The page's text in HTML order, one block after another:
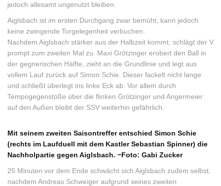
jedoch allesamt ungenutzt bleiben.
Aiglsbach ist im ersten Durchgang zwar bemüht, kann jedoch
keine zwingende Torgelegenheit verbuchen.
Nachdem Aiglsbach stärker aus der Halbzeit kommt, schlägt der V
prompt zum zweiten Mal zu. Maxi Grötzinger erobert den Ball in
der gegnerischen Hälfte, zieht an die Grundlinie und legt aus
vollem Lauf zurück auf Simon Schie. Dieser fackelt nicht lange
und schließt überlegt ins linke Eck ab. Vor allem durch
Tempogegenstöße über die flinken Grötzinger und Angermeier
auf den Außen bleibt der SSV weiterhin gefährlich.
Mit seinem zweiten Saisontreffer entschied Simon Schie
(rechts im Laufduell mit dem Kastler Sebastian Spinner) die
Nachholpartie gegen Aiglsbach. −Foto: Gabi Zucker
25 Minuten vor dem Ende schwächt sich Aiglsbach zudem selbst,
nachdem Andreas Schweiger aufgrund seines zweiten